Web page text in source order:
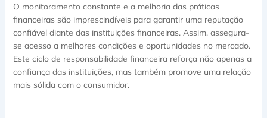
O monitoramento constante e a melhoria das práticas
financeiras são imprescindíveis para garantir uma reputação
confiável diante das instituições financeiras. Assim, assegura-
se acesso a melhores condições e oportunidades no mercado.
Este ciclo de responsabilidade financeira reforça não apenas a
confiança das instituições, mas também promove uma relação
mais sólida com o consumidor.